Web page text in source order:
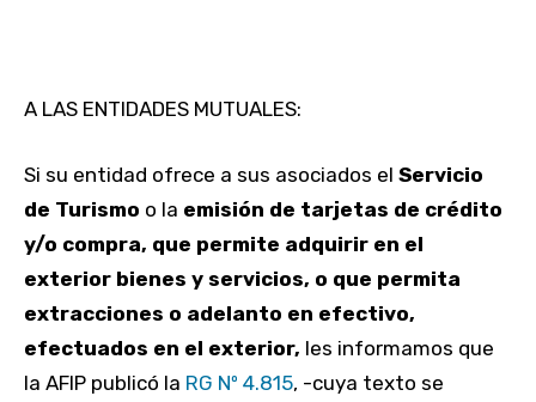
A LAS ENTIDADES MUTUALES:
Si su entidad ofrece a sus asociados el Servicio
de Turismo o la emisión de tarjetas de crédito
y/o compra, que permite adquirir en el
exterior bienes y servicios, o que permita
extracciones o adelanto en efectivo,
efectuados en el exterior, les informamos que
la AFIP publicó la RG Nº 4.815, -cuya texto se